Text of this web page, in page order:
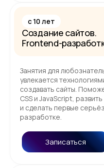
c 10 лет
Создание сайтов.
Frontend-
Занятия для
увлекается
создавать сайты.
CSS и JavaScript,
и сделать первые
разработке.
Записаться